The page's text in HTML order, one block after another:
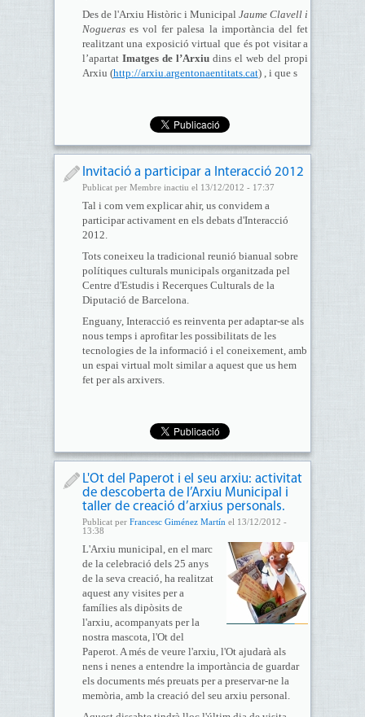
Des de l'Arxiu Històric i MunicipalJaume Clavell i
Noguerases vol fer palesa la importància del fet
realitzant una exposició virtual que és pot visitar a
l’apartat Imatges de l’Arxiudins el web del propi
Arxiu (http://arxiu.argentonaentitats.cat) , i que s
Invitació a participar a Interacció 2012
Publicat per Membre inactiu el 13/12/2012 - 17:37
Tal i com vem explicar ahir, us convidem a
participar activament en els debats d'Interacció
2012.
Tots coneixeu la tradicional reunió bianual sobre
polítiques culturals municipals organitzada pel
Centre d'Estudis i Recerques Culturals de la
Diputació de Barcelona.
Enguany, Interacció es reinventa per adaptar-se als
nous temps i aprofitar les possibilitats de les
tecnologies de la informació i el coneixement, amb
un espai virtual molt similar a aquest que us hem
fet per als arxivers.
L'Ot del Paperot i el seu arxiu: activitat
de descoberta de l’Arxiu Municipal i
taller de creació d’arxius personals.
Publicat per Francesc Giménez Martín el 13/12/2012 -
13:38
L'Arxiu municipal, en el marc
de la celebració dels 25 anys
de la seva creació, ha realitzat
aquest any visites per a
famílies als dipòsits de
l'arxiu, acompanyats per la
nostra mascota, l'Ot del
Paperot. A més de veure l'arxiu, l'Ot ajudarà als
nens i nenes a entendre la importància de guardar
els documents més preuats per a preservar-ne la
memòria, amb la creació del seu arxiu personal.